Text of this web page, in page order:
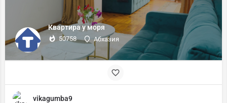
Квартира у моря
50758 Абхазия
vikagumba9